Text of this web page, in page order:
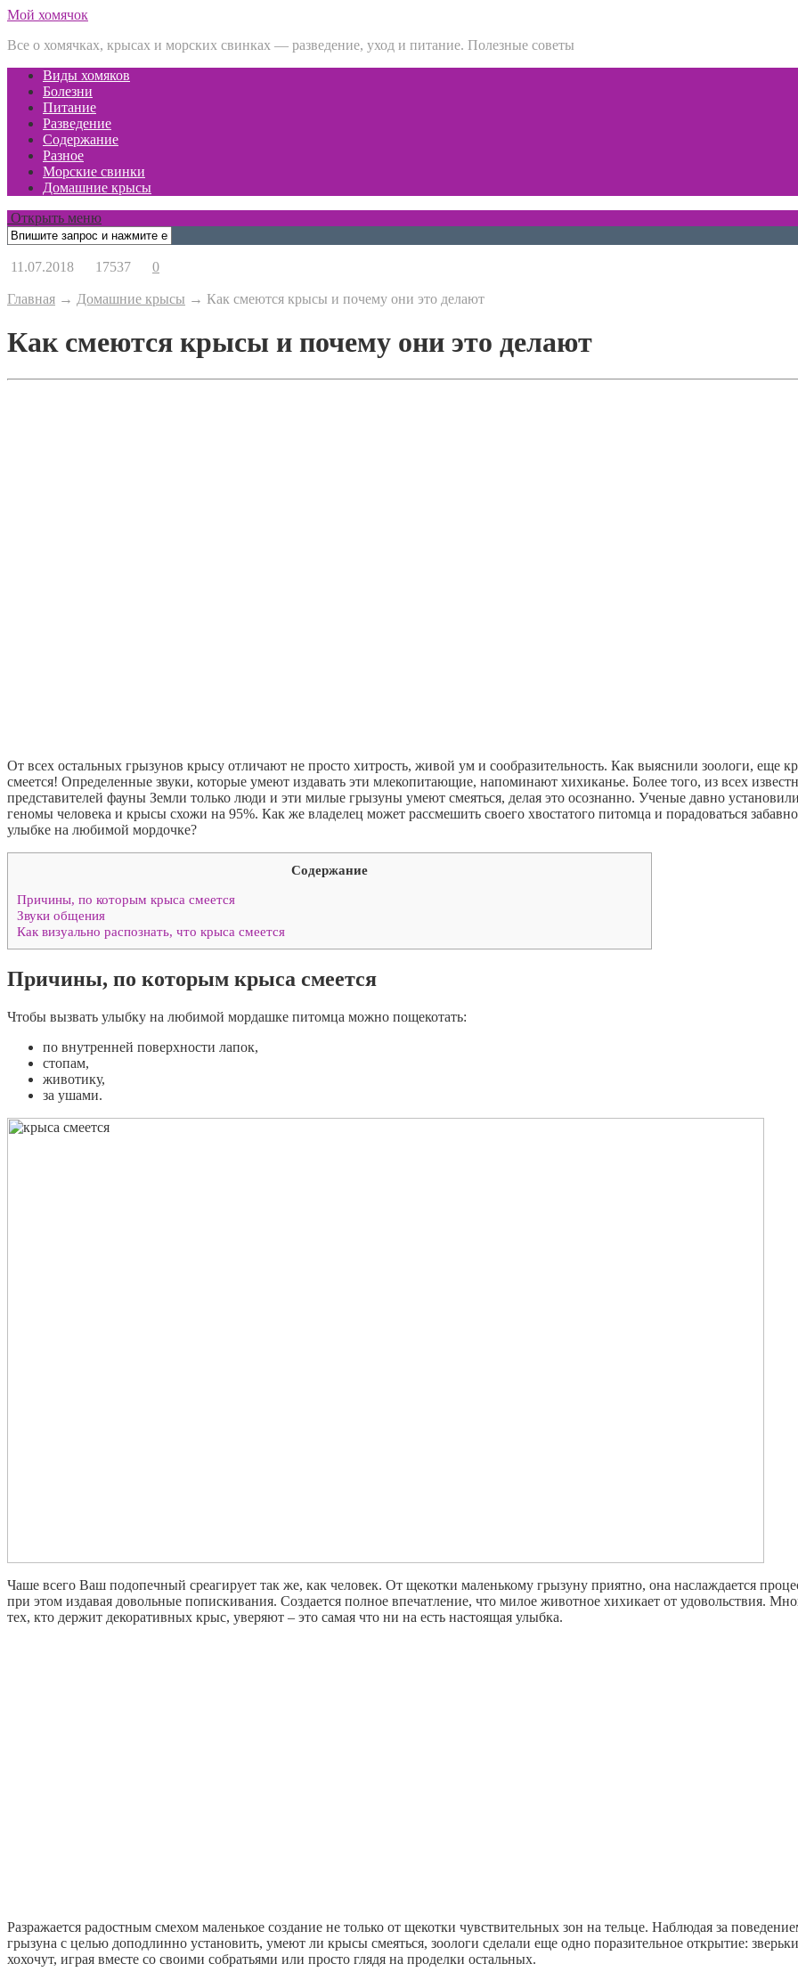
Мой хомячок
Все о хомячках, крысах и морских свинках — разведение, уход и питание. Полезные советы
Виды хомяков
Болезни
Питание
Разведение
Содержание
Разное
Морские свинки
Домашние крысы
Открыть меню
11.07.2018 17537 0
Главная → Домашние крысы → Как смеются крысы и почему они это делают
Как смеются крысы и почему они это делают
От всех остальных грызунов крысу отличают не просто хитрость, живой ум и сообразительность. Как выяснили зоологи, еще
смеется! Определенные звуки, которые умеют издавать эти млекопитающие, напоминают хихиканье. Более того, из всех
представителей фауны Земли только люди и эти милые грызуны умеют смеяться, делая это осознанно. Ученые давно
геномы человека и крысы схожи на 95%. Как же владелец может рассмешить своего хвостатого питомца и порадоваться
улыбке на любимой мордочке?
Содержание
Причины, по которым крыса смеется
Звуки общения
Как визуально распознать, что крыса смеется
Причины, по которым крыса смеется
Чтобы вызвать улыбку на любимой мордашке питомца можно пощекотать:
по внутренней поверхности лапок,
стопам,
животику,
за ушами.
Чаше всего Ваш подопечный среагирует так же, как человек. От щекотки маленькому грызуну приятно, она наслаждается
при этом издавая довольные попискивания. Создается полное впечатление, что милое животное хихикает от удовольствия.
тех, кто держит декоративных крыс, уверяют – это самая что ни на есть настоящая улыбка.
Разражается радостным смехом маленькое создание не только от щекотки чувствительных зон на тельце. Наблюдая за
грызуна с целью доподлинно установить, умеют ли крысы смеяться, зоологи сделали еще одно поразительное открытие: зверьки
хохочут, играя вместе со своими собратьями или просто глядя на проделки остальных.